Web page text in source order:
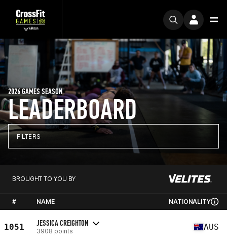
LEADERBOARD
2026 GAMES SEASON
FILTERS
BROUGHT TO YOU BY
# NAME NATIONALITY
1051 JESSICA CREIGHTON
3908 points AUS